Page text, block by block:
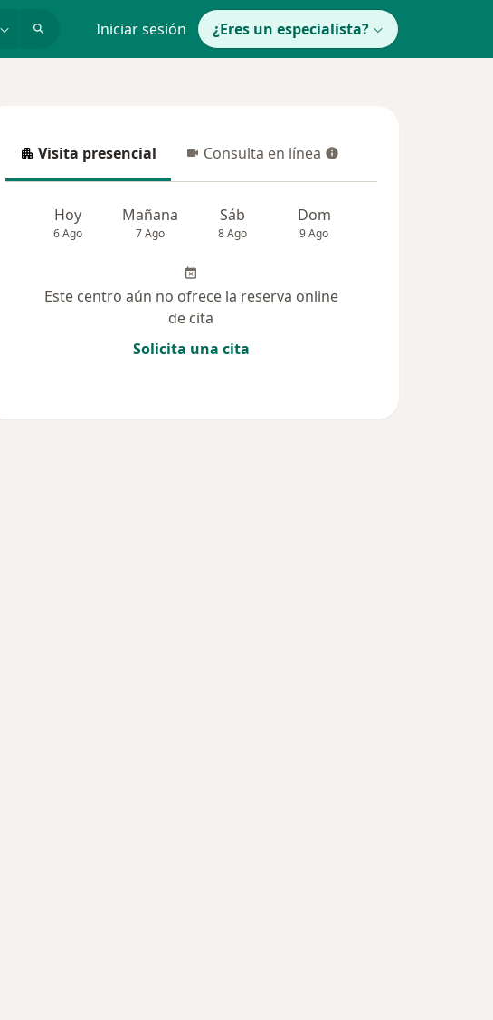
Iniciar sesión ¿Eres un especialista?
Visita presencial
Visita presencial Consulta en línea
Consulta en línea
Hoy
6 Ago
Mañana
7 Ago
Sáb
8 Ago
Dom
9 Ago
Este centro aún no ofrece la reserva online
de cita
Solicita una cita